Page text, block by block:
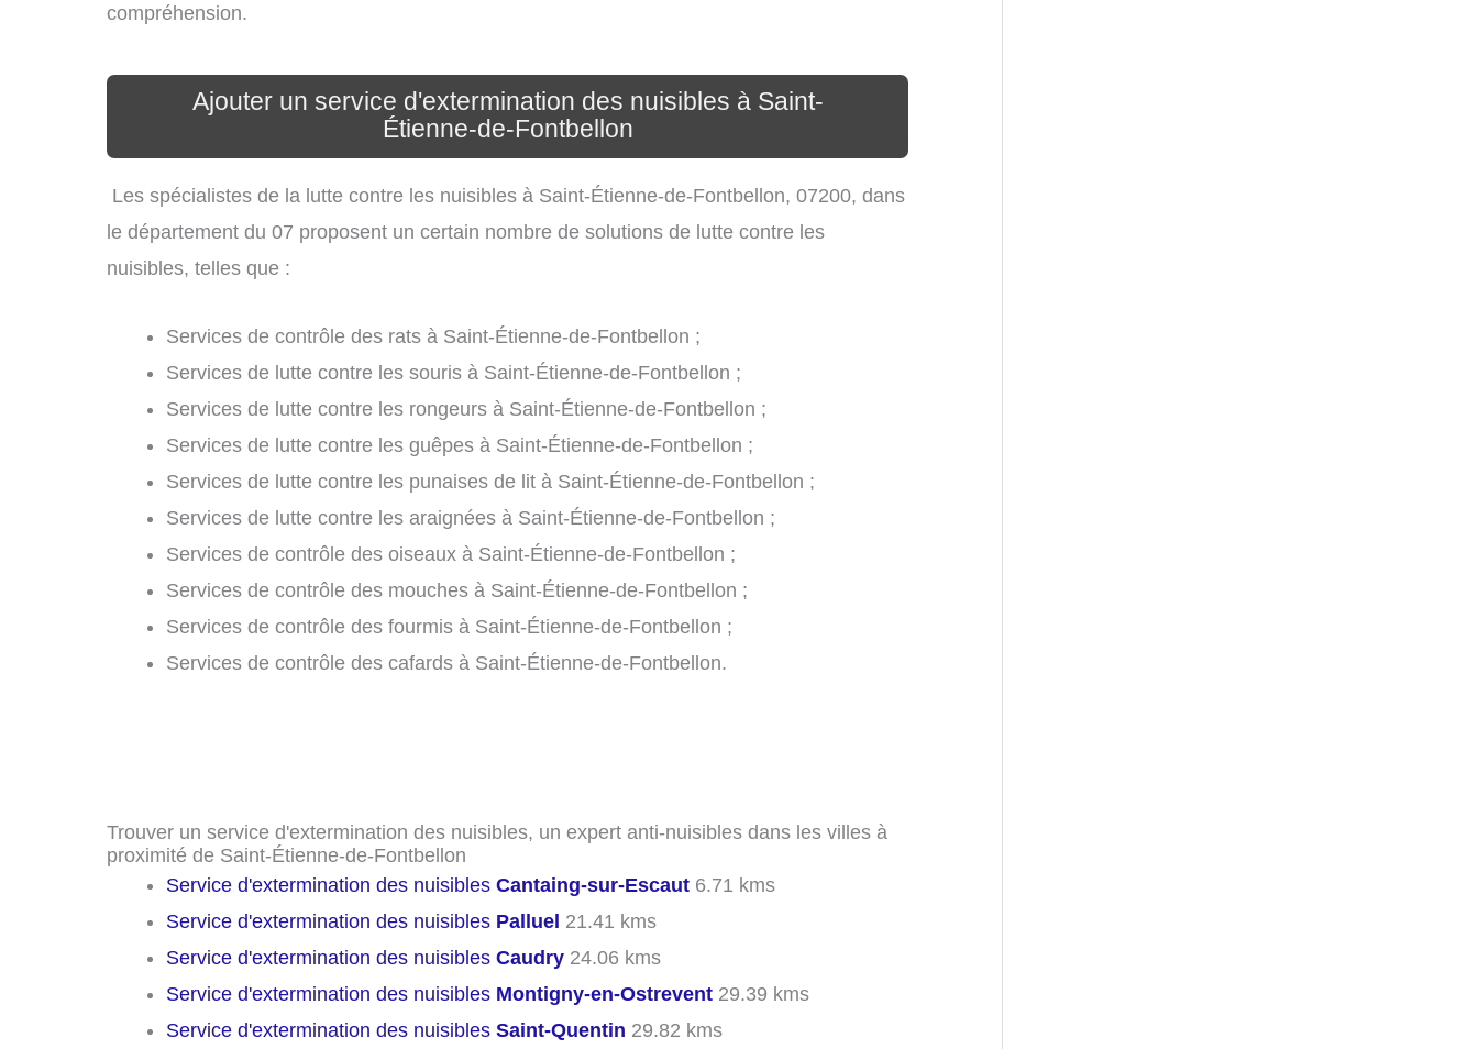
compréhension.
Ajouter un service d'extermination des nuisibles à Saint-
Étienne-de-Fontbellon
Les spécialistes de la lutte contre les nuisibles à Saint-Étienne-de-Fontbellon, 07200, dans
le département du 07 proposent un certain nombre de solutions de lutte contre les
nuisibles, telles que :
Services de contrôle des rats à Saint-Étienne-de-Fontbellon ;
Services de lutte contre les souris à Saint-Étienne-de-Fontbellon ;
Services de lutte contre les rongeurs à Saint-Étienne-de-Fontbellon ;
Services de lutte contre les guêpes à Saint-Étienne-de-Fontbellon ;
Services de lutte contre les punaises de lit à Saint-Étienne-de-Fontbellon ;
Services de lutte contre les araignées à Saint-Étienne-de-Fontbellon ;
Services de contrôle des oiseaux à Saint-Étienne-de-Fontbellon ;
Services de contrôle des mouches à Saint-Étienne-de-Fontbellon ;
Services de contrôle des fourmis à Saint-Étienne-de-Fontbellon ;
Services de contrôle des cafards à Saint-Étienne-de-Fontbellon.
Trouver un service d'extermination des nuisibles, un expert anti-nuisibles dans les villes à
proximité de Saint-Étienne-de-Fontbellon
Service d'extermination des nuisibles Cantaing-sur-Escaut 6.71 kms
Service d'extermination des nuisibles Palluel 21.41 kms
Service d'extermination des nuisibles Caudry 24.06 kms
Service d'extermination des nuisibles Montigny-en-Ostrevent 29.39 kms
Service d'extermination des nuisibles Saint-Quentin 29.82 kms